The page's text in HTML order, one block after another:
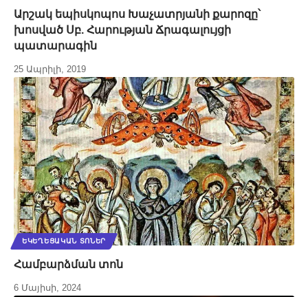
Արշակ եպիսկոպոս Խաչատրյանի քարոզը՝
խոսված Սբ. Հարության Ճրագալույցի
պատարագին
25 Ապրիլի, 2019
ԵԿԵՂԵՑԱԿԱՆ ՏՈՆԵՐ
Համբարձման տոն
6 Մայիսի, 2024